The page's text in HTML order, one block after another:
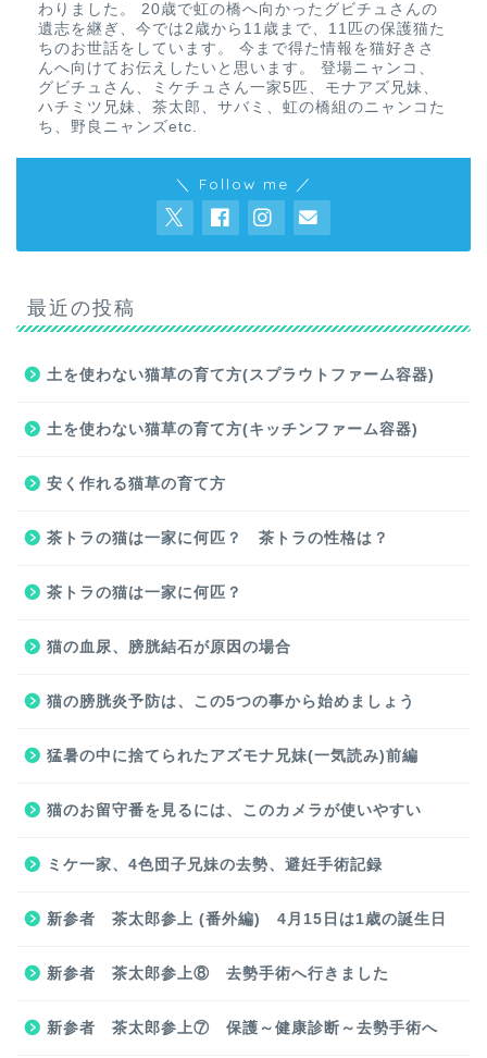
わりました。 20歳で虹の橋へ向かったグビチュさんの
遺志を継ぎ、今では2歳から11歳まで、11匹の保護猫た
ちのお世話をしています。 今まで得た情報を猫好きさ
んへ向けてお伝えしたいと思います。 登場ニャンコ、
グビチュさん、ミケチュさん一家5匹、モナアズ兄妹、
ハチミツ兄妹、茶太郎、サバミ、虹の橋組のニャンコた
ち、野良ニャンズetc.
＼ Follow me ／
最近の投稿
土を使わない猫草の育て方(スプラウトファーム容器)
土を使わない猫草の育て方(キッチンファーム容器)
安く作れる猫草の育て方
茶トラの猫は一家に何匹？ 茶トラの性格は？
茶トラの猫は一家に何匹？
猫の血尿、膀胱結石が原因の場合
猫の膀胱炎予防は、この5つの事から始めましょう
猛暑の中に捨てられたアズモナ兄妹(一気読み)前編
猫のお留守番を見るには、このカメラが使いやすい
ミケ一家、4色団子兄妹の去勢、避妊手術記録
新参者 茶太郎参上 (番外編) 4月15日は1歳の誕生日
新参者 茶太郎参上⑧ 去勢手術へ行きました
新参者 茶太郎参上⑦ 保護～健康診断～去勢手術へ